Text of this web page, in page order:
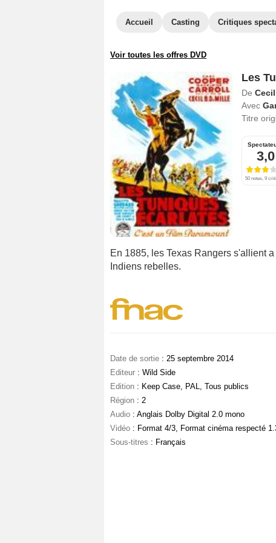
Accueil Casting Critiques
Voir toutes les offres DVD
Les
De
Avec
Titre
3,0
50 notes, 9
En 1885, les Texas Rangers s'allient
Indiens rebelles.
Date de sortie : 25 septembre 2014
Editeur : Wild Side
Edition : Keep Case, PAL, Tous publics
Région : 2
Audio : Anglais Dolby Digital 2.0 mono
Vidéo : Format 4/3, Format cinéma respecté
Sous-titres : Français